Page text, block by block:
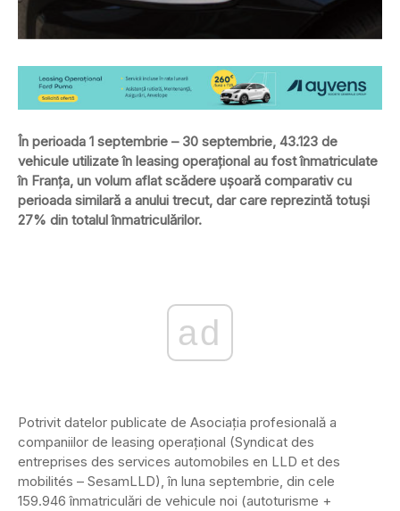
În perioada 1 septembrie – 30 septembrie, 43.123 de
vehicule utilizate în leasing operațional au fost înmatriculate
în Franța, un volum aflat scădere ușoară comparativ cu
perioada similară a anului trecut, dar care reprezintă totuși
27% din totalul înmatriculărilor.
ad
Potrivit datelor publicate de Asociația profesională a
companiilor de leasing operațional (Syndicat des
entreprises des services automobiles en LLD et des
mobilités – SesamLLD), în luna septembrie, din cele
159.946 înmatriculări de vehicule noi (autoturisme +